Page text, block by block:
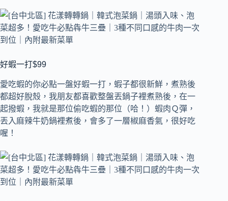
好蝦一打$99
愛吃蝦的你必點一盤好蝦一打，蝦子都很新鮮，煮熟後
都超好脫殼，我朋友都喜歡整盤丟鍋子裡煮熟後，在一
起撥蝦，我就是那位偷吃蝦的那位（哈！）蝦肉Ｑ彈，
丟入麻辣牛奶鍋裡煮後，會多了一層椒麻香氣，很好吃
喔！